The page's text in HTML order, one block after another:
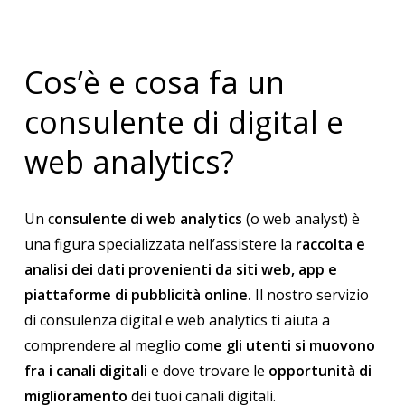
Cos’è e cosa fa un
consulente di digital e
web analytics?
Un consulente di web analytics (o web analyst) è
una figura specializzata nell’assistere la raccolta e
analisi dei dati provenienti da siti web, app e
piattaforme di pubblicità online. Il nostro servizio
di consulenza digital e web analytics ti aiuta a
comprendere al meglio come gli utenti si muovono
fra i canali digitali e dove trovare le opportunità di
miglioramento dei tuoi canali digitali.